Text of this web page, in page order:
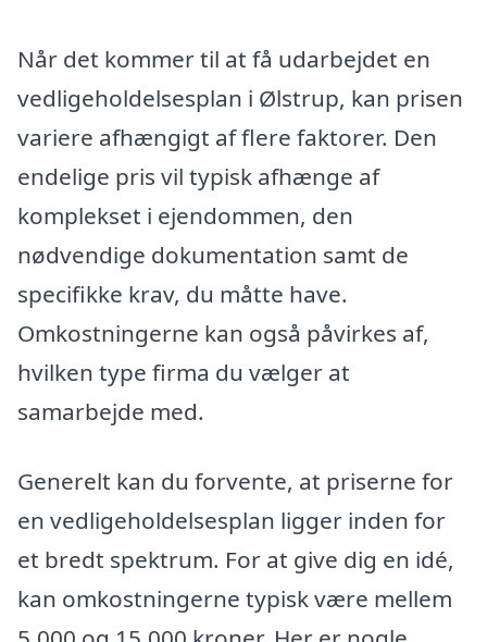
Når det kommer til at få udarbejdet en
vedligeholdelsesplan i Ølstrup, kan prisen
variere afhængigt af flere faktorer. Den
endelige pris vil typisk afhænge af
komplekset i ejendommen, den
nødvendige dokumentation samt de
specifikke krav, du måtte have.
Omkostningerne kan også påvirkes af,
hvilken type firma du vælger at
samarbejde med.
Generelt kan du forvente, at priserne for
en vedligeholdelsesplan ligger inden for
et bredt spektrum. For at give dig en idé,
kan omkostningerne typisk være mellem